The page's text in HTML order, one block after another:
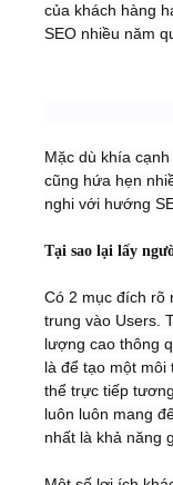
Kiến thức
của khách hàng
SEO nhiều năm
Mặc dù khía
cũng hứa hẹn
nghi với hướng
Tại sao lại lấy
Có 2 mục đích rõ
trung vào Users.
lượng cao thông
là để tạo một
thể trực tiếp
luôn luôn mang
nhất là khả năng